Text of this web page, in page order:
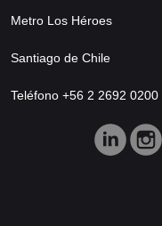
Metro Los Héroes
Santiago de Chile
Teléfono +56 2 2692 0200